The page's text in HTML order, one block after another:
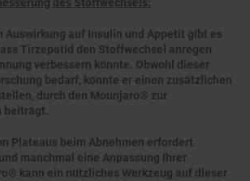
Auswirkung auf Insulin und Appetit gibt es
Tirzepatid den Stoffwechsel anregen
verbessern könnte. Obwohl dieser
bedarf, könnte er einen zusätzlichen
durch den Mounjaro® zur
beiträgt.
Plateaus beim Abnehmen erfordert
manchmal eine Anpassung Ihrer
kann ein nützliches Werkzeug auf dieser